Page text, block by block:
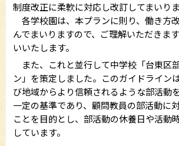
制度改正に柔軟に対応し改訂してまいりま
各学校園は、本プランに則り、働き方
んでまいりますので、ご理解いただきま
いいたします。
また、これと並行して中学校「台東区
ン」を策定しました。このガイドライン
び地域からより信頼されるような部活動
一定の基準であり、顧問教員の部活動に
ことを目的とし、部活動の休養日や活動
しています。